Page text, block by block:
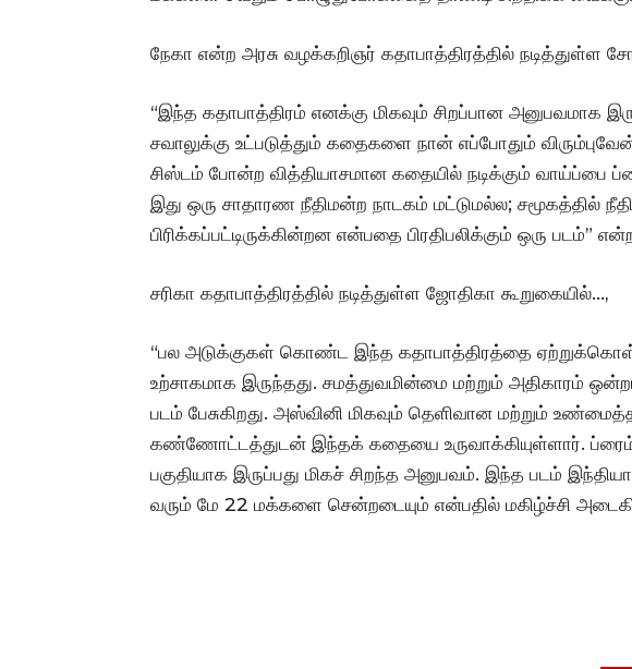
நேகா என்ற அரசு வழக்கறிஞர் கதாபாத்திரத்தில் நடித்துள்ள
“இந்த கதாபாத்திரம் எனக்கு மிகவும் சிறப்பான அனுபவமாக
சவாலுக்கு உட்படுத்தும் கதைகளை நான் எப்போதும்
சிஸ்டம் போன்ற வித்தியாசமான கதையில் நடிக்கும் வாய்ப்பை
இது ஒரு சாதாரண நீதிமன்ற நாடகம் மட்டுமல்ல; சமூகத்தில்
பிரிக்கப்பட்டிருக்கின்றன என்பதை பிரதிபலிக்கும் ஒரு படம்”
சரிகா கதாபாத்திரத்தில் நடித்துள்ள ஜோதிகா கூறுகையில்…,
“பல அடுக்குகள் கொண்ட இந்த கதாபாத்திரத்தை
உற்சாகமாக இருந்தது. சமத்துவமின்மை மற்றும் அதிகாரம்
படம் பேசுகிறது. அஸ்வினி மிகவும் தெளிவான மற்றும்
கண்ணோட்டத்துடன் இந்தக் கதையை உருவாக்கியுள்ளார். ப்ரைம்
பகுதியாக இருப்பது மிகச் சிறந்த அனுபவம். இந்த படம்
வரும் மே 22 மக்களை சென்றடையும் என்பதில் மகிழ்ச்சி